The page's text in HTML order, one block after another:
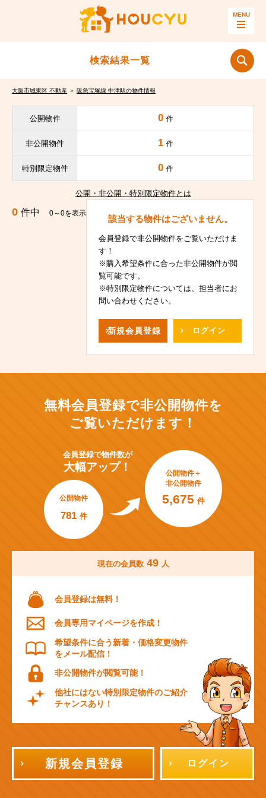
検索結果一覧
大阪市城東区 不動産 ＞ 阪急宝塚線 中津駅の物件情報
公開物件 0 件
非公開物件 1 件
特別限定物件 0 件
公開・非公開・特別限定物件とは
0 件中 0～0を表示
該当する物件はございません。
会員登録で非公開物件をご覧いただけま
す！
※購入希望条件に合った非公開物件が閲
覧可能です。
※特別限定物件については、担当者にお
問い合わせください。
新規会員登録 ログイン
無料会員登録で非公開物件を
ご覧いただけます！
会員登録で物件数が
大幅アップ！
公開物件
781 件
公開物件＋
非公開物件
5,675 件
現在の会員数 49 人
会員登録は無料！
会員専用マイページを作成！
希望条件に合う新着・価格変更物件
をメール配信！
非公開物件が閲覧可能！
他社にはない特別限定物件のご紹介
チャンスあり！
新規会員登録 ログイン